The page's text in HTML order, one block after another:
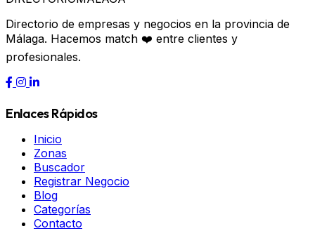
Directorio de empresas y negocios en la provincia de
Málaga. Hacemos match ❤️ entre clientes y
profesionales.
Enlaces Rápidos
Inicio
Zonas
Buscador
Registrar Negocio
Blog
Categorías
Contacto